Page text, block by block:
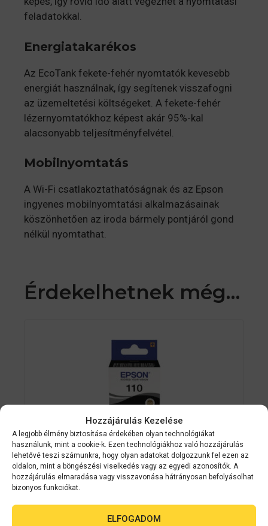
Hozzájárulás Kezelése
A legjobb élmény biztosítása érdekében olyan technológiákat
használunk, mint a cookie-k. Ezen technológiákhoz való hozzájárulás
lehetővé teszi számunkra, hogy olyan adatokat dolgozzunk fel ezen az
oldalon, mint a böngészési viselkedés vagy az egyedi azonosítók. A
hozzájárulás elmaradása vagy visszavonása hátrányosan befolyásolhat
bizonyos funkciókat.
ELFOGADOM
feladatokkal.
Energiatakarékos
Az EcoTank fekete-fehér nyomtatók kevesebb
energiát használnak, így segítenek visszafogni
az üzemeltetési költségeket. A fekete-fehér
lézernyomtatókhoz képest akár 95%-kal
alacsonyabb teljesítményfelvétel.
Mobilnyomtatás
A Wi-Fi csatlakoztathatóságnak és az Epson
ingyenes mobilnyomtatási alkalmazásainak
köszönhetően az iroda bármely pontjáról gond
nélkül nyomtathat.
Érdekelhetnek még…
Epson kellékanyag C13T03P14A